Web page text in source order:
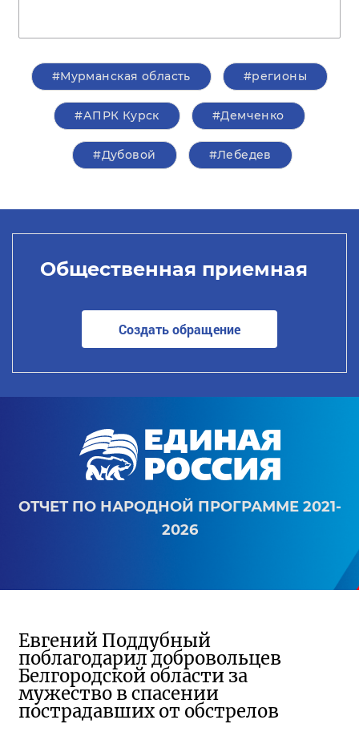
#Мурманская область #регионы
#АПРК Курск #Демченко
#Дубовой #Лебедев
Общественная приемная
Создать обращение
ОТЧЕТ ПО НАРОДНОЙ ПРОГРАММЕ 2021-
2026
Евгений Поддубный
поблагодарил добровольцев
Белгородской области за
мужество в спасении
пострадавших от обстрелов